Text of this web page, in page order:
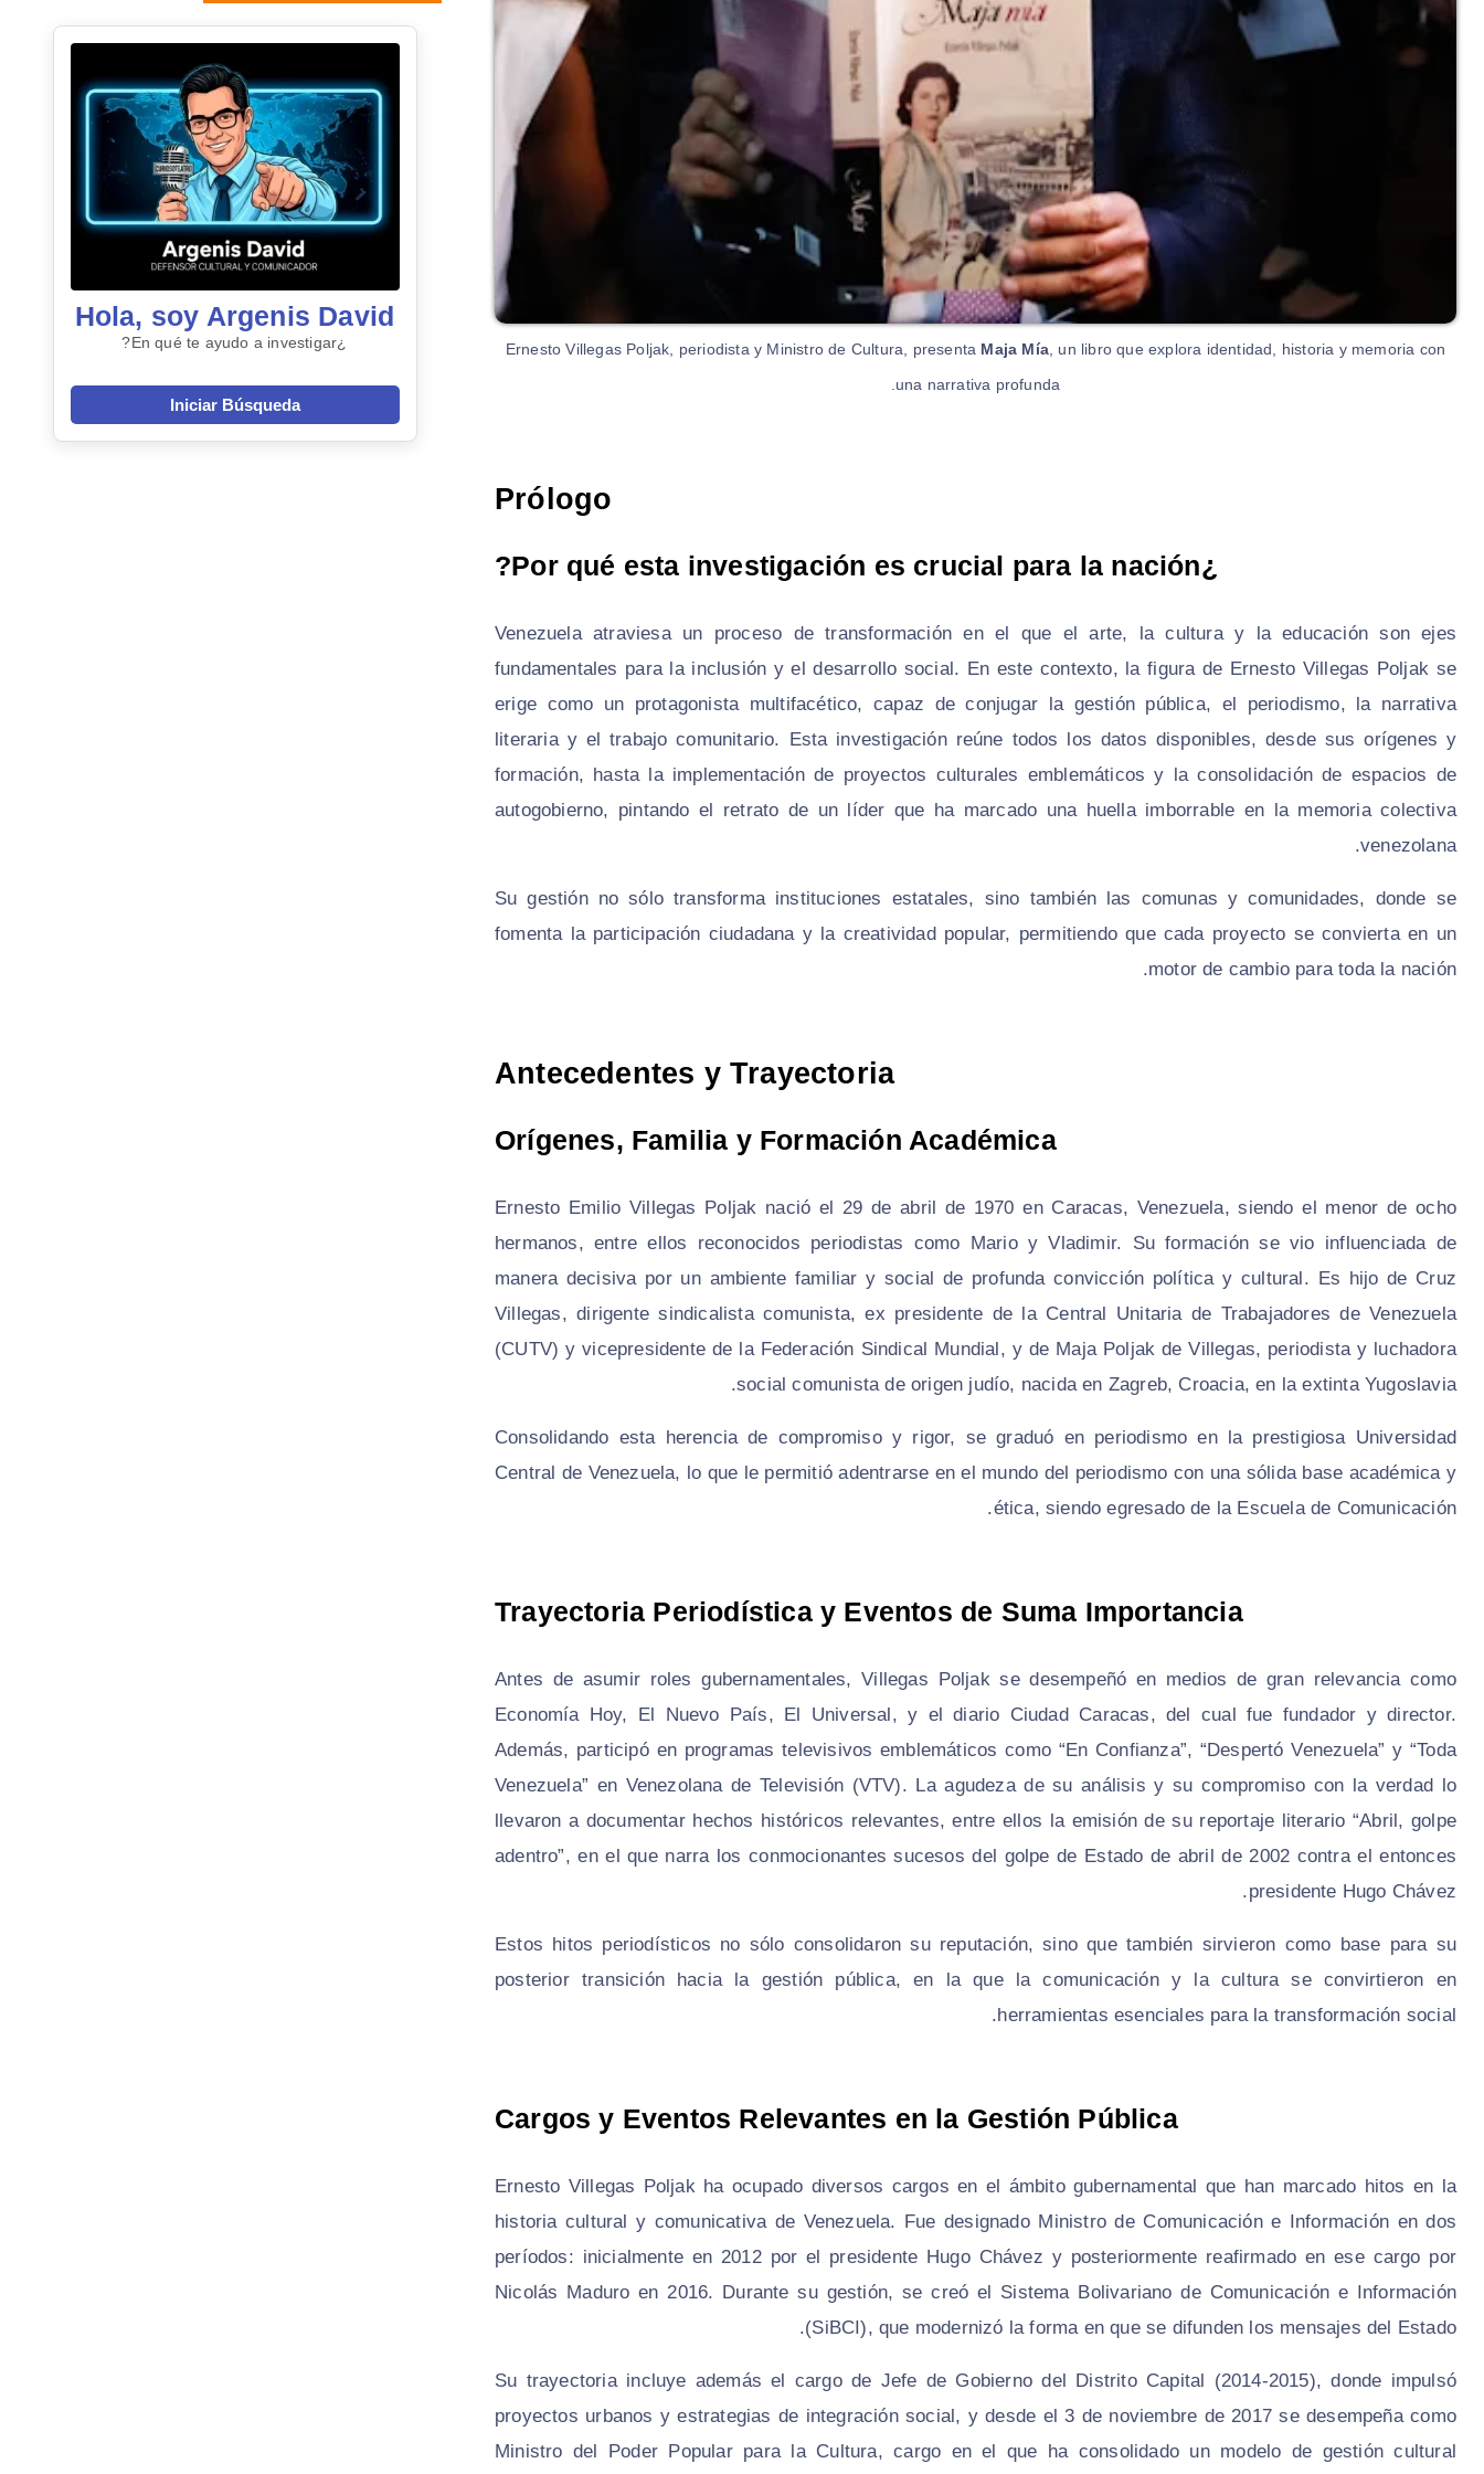
Ernesto Villegas Poljak, periodista y Ministro de Cultura, presenta Maja Mía, un libro que explora identidad, historia y memoria con
una narrativa profunda.
Prólogo
¿Por qué esta investigación es crucial para la nación?
Venezuela atraviesa un proceso de transformación en el que el arte, la cultura y la educación son ejes
fundamentales para la inclusión y el desarrollo social. En este contexto, la figura de Ernesto Villegas Poljak se
erige como un protagonista multifacético, capaz de conjugar la gestión pública, el periodismo, la narrativa
literaria y el trabajo comunitario. Esta investigación reúne todos los datos disponibles, desde sus orígenes y
formación, hasta la implementación de proyectos culturales emblemáticos y la consolidación de espacios de
autogobierno, pintando el retrato de un líder que ha marcado una huella imborrable en la memoria colectiva
venezolana.
Su gestión no sólo transforma instituciones estatales, sino también las comunas y comunidades, donde se
fomenta la participación ciudadana y la creatividad popular, permitiendo que cada proyecto se convierta en un
motor de cambio para toda la nación.
Antecedentes y Trayectoria
Orígenes, Familia y Formación Académica
Ernesto Emilio Villegas Poljak nació el 29 de abril de 1970 en Caracas, Venezuela, siendo el menor de ocho
hermanos, entre ellos reconocidos periodistas como Mario y Vladimir. Su formación se vio influenciada de
manera decisiva por un ambiente familiar y social de profunda convicción política y cultural. Es hijo de Cruz
Villegas, dirigente sindicalista comunista, ex presidente de la Central Unitaria de Trabajadores de Venezuela
(CUTV) y vicepresidente de la Federación Sindical Mundial, y de Maja Poljak de Villegas, periodista y luchadora
social comunista de origen judío, nacida en Zagreb, Croacia, en la extinta Yugoslavia.
Consolidando esta herencia de compromiso y rigor, se graduó en periodismo en la prestigiosa Universidad
Central de Venezuela, lo que le permitió adentrarse en el mundo del periodismo con una sólida base académica y
ética, siendo egresado de la Escuela de Comunicación.
Trayectoria Periodística y Eventos de Suma Importancia
Antes de asumir roles gubernamentales, Villegas Poljak se desempeñó en medios de gran relevancia como
Economía Hoy, El Nuevo País, El Universal, y el diario Ciudad Caracas, del cual fue fundador y director.
Además, participó en programas televisivos emblemáticos como “En Confianza”, “Despertó Venezuela” y “Toda
Venezuela” en Venezolana de Televisión (VTV). La agudeza de su análisis y su compromiso con la verdad lo
llevaron a documentar hechos históricos relevantes, entre ellos la emisión de su reportaje literario “Abril, golpe
adentro”, en el que narra los conmocionantes sucesos del golpe de Estado de abril de 2002 contra el entonces
presidente Hugo Chávez.
Estos hitos periodísticos no sólo consolidaron su reputación, sino que también sirvieron como base para su
posterior transición hacia la gestión pública, en la que la comunicación y la cultura se convirtieron en
herramientas esenciales para la transformación social.
Cargos y Eventos Relevantes en la Gestión Pública
Ernesto Villegas Poljak ha ocupado diversos cargos en el ámbito gubernamental que han marcado hitos en la
historia cultural y comunicativa de Venezuela. Fue designado Ministro de Comunicación e Información en dos
períodos: inicialmente en 2012 por el presidente Hugo Chávez y posteriormente reafirmado en ese cargo por
Nicolás Maduro en 2016. Durante su gestión, se creó el Sistema Bolivariano de Comunicación e Información
(SiBCI), que modernizó la forma en que se difunden los mensajes del Estado.
Su trayectoria incluye además el cargo de Jefe de Gobierno del Distrito Capital (2014-2015), donde impulsó
proyectos urbanos y estrategias de integración social, y desde el 3 de noviembre de 2017 se desempeña como
Ministro del Poder Popular para la Cultura, cargo en el que ha consolidado un modelo de gestión cultural
Hola, soy Argenis David
¿En qué te ayudo a investigar?
Iniciar Búsqueda